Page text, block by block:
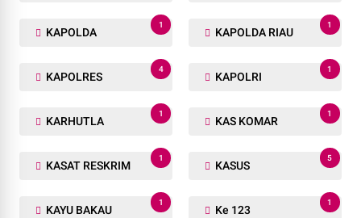
KAPOLDA
1
KAPOLDA RIAU
1
KAPOLRES
4
KAPOLRI
1
KARHUTLA
1
KAS KOMAR
1
KASAT RESKRIM
1
KASUS
5
KAYU BAKAU
1
Ke 123
1